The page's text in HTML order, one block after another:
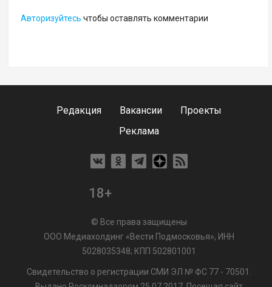
Авторизуйтесь чтобы оставлять комментарии
Редакция Вакансии
Проекты
Реклама
18+
© Все права защищены
ООО Медиахолдинг «Вести Подмосковья», ИНН
5028035348; КПП 502801001
Свидетельство о регистрации СМИ ЭЛ № ФС 77 - 70501.